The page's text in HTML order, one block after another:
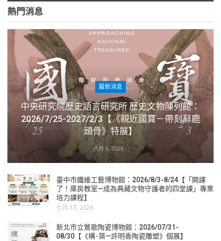
熱門消息
最新消息
中央研究院歷史語言研究所 歷史文物陳列館：
2026/7/25-2027/2/3【《親近國寶－帶刻辭鹿
頭骨》特展】
八月 6, 2026
臺中市纖維工藝博物館：2026/8/3-8/24【「開課
了！庫房教室—成為典藏文物守護者的四堂課」專業
培力課程】
七月 13, 2026
新北市立鶯歌陶瓷博物館：2026/07/31-
08/30【《構･築—許明香陶瓷雕塑》個展】